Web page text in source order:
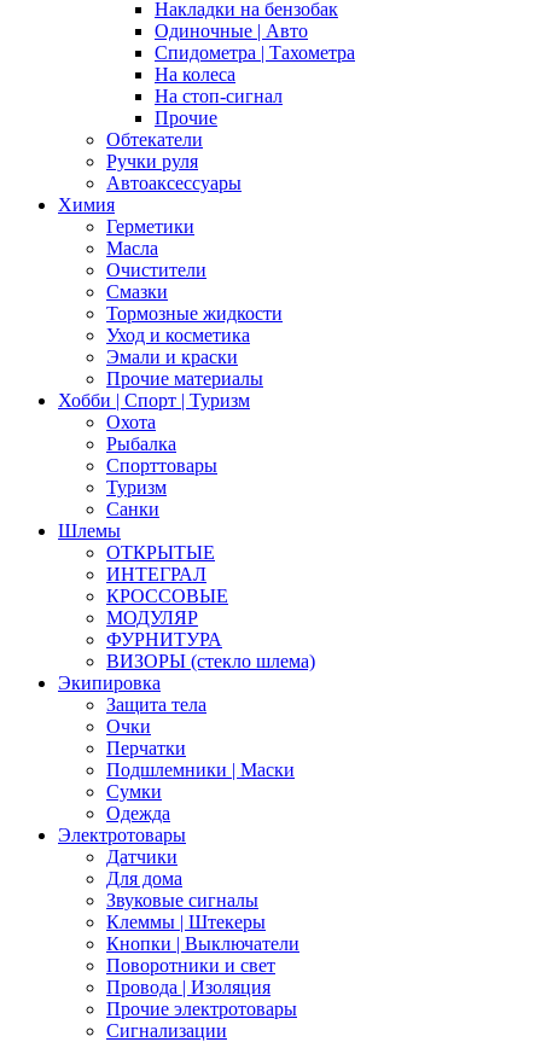
Накладки на бензобак
Одиночные | Авто
Спидометра | Тахометра
На колеса
На стоп-сигнал
Прочие
Обтекатели
Ручки руля
Автоаксессуары
Химия
Герметики
Масла
Очистители
Смазки
Тормозные жидкости
Уход и косметика
Эмали и краски
Прочие материалы
Хобби | Cпорт | Туризм
Охота
Рыбалка
Спорттовары
Туризм
Санки
Шлемы
ОТКРЫТЫЕ
ИНТЕГРАЛ
КРОССОВЫЕ
МОДУЛЯР
ФУРНИТУРА
ВИЗОРЫ (стекло шлема)
Экипировка
Защита тела
Очки
Перчатки
Подшлемники | Маски
Сумки
Одежда
Электротовары
Датчики
Для дома
Звуковые сигналы
Клеммы | Штекеры
Кнопки | Выключатели
Поворотники и свет
Провода | Изоляция
Прочие электротовары
Сигнализации